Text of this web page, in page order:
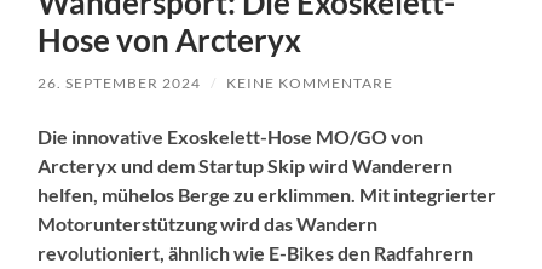
Hose von Arcteryx
26. SEPTEMBER 2024 / KEINE KOMMENTARE
Die innovative Exoskelett-Hose MO/GO von
Arcteryx und dem Startup Skip wird Wanderern
helfen, mühelos Berge zu erklimmen. Mit integrierter
Motorunterstützung wird das Wandern
revolutioniert, ähnlich wie E-Bikes den Radfahrern